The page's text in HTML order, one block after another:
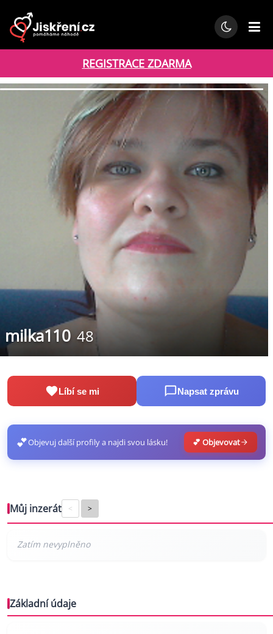
REGISTRACE ZDARMA
milka110 48
Líbí se mi Napsat zprávu
💕Objevuj další profily a najdi svou lásku! 💕 Objevovat
Můj inzerát < >
Základní údaje